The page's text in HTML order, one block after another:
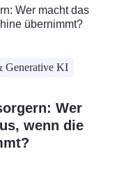
Generative KI
Wer
wenn die